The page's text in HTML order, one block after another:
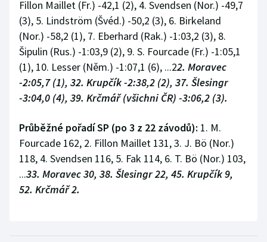
Fillon Maillet (Fr.) -42,1 (2), 4. Svendsen (Nor.) -49,7
(3), 5. Lindström (Švéd.) -50,2 (3), 6. Birkeland
(Nor.) -58,2 (1), 7. Eberhard (Rak.) -1:03,2 (3), 8.
Šipulin (Rus.) -1:03,9 (2), 9. S. Fourcade (Fr.) -1:05,1
(1), 10. Lesser (Něm.) -1:07,1 (6), ...22. Moravec
-2:05,7 (1), 32. Krupčík -2:38,2 (2), 37. Šlesingr
-3:04,0 (4), 39. Krčmář (všichni ČR) -3:06,2 (3).
Průběžné pořadí SP (po 3 z 22 závodů): 1. M.
Fourcade 162, 2. Fillon Maillet 131, 3. J. Bö (Nor.)
118, 4. Svendsen 116, 5. Fak 114, 6. T. Bö (Nor.) 103,
...33. Moravec 30, 38. Šlesingr 22, 45. Krupčík 9,
52. Krčmář 2.